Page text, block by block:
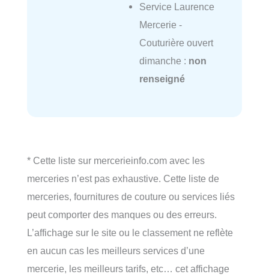
Service Laurence
Mercerie -
Couturière ouvert
dimanche : non
renseigné
* Cette liste sur mercerieinfo.com avec les
merceries n’est pas exhaustive. Cette liste de
merceries, fournitures de couture ou services liés
peut comporter des manques ou des erreurs.
L’affichage sur le site ou le classement ne reflète
en aucun cas les meilleurs services d’une
mercerie, les meilleurs tarifs, etc… cet affichage